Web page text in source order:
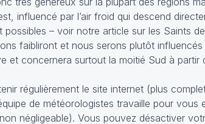
influencé par l’air froid qui descend
possibles – voir notre article sur les Saints
faibliront et nous serons plutôt
et concernera surtout la moitié Sud à partir
régulièrement le site internet (plus
de météorologistes travaille pour vous
négligeable). Vous pouvez désactiver